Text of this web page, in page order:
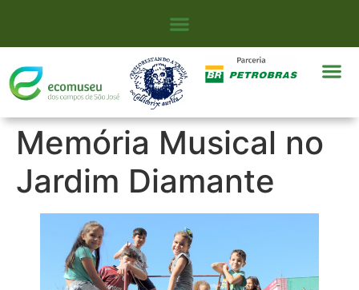
Memória Musical no
Jardim Diamante